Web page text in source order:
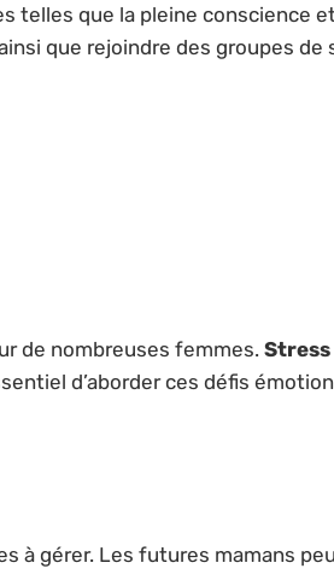
que la pleine conscience
que rejoindre des groupes
de nombreuses femmes.Stress
d’aborder ces défis
à gérer. Les futures mamans